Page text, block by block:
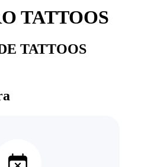
TATTOOS
TATTOOS